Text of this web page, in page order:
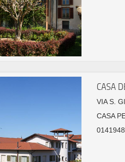
CASA
VIA S.
CASA